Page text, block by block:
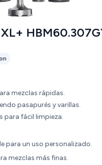
mezclas rápidas.
pasapurés y varillas.
para fácil limpieza.
para un uso personalizado.
mezclas más finas.